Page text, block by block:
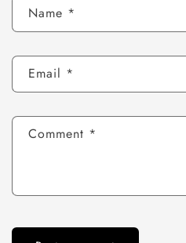
Name *
Email *
Comment *